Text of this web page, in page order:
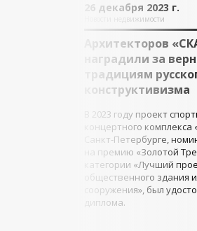
26 декабря 2023 г.
Новости недвижимости
Архитекторов
наградили за
традициям
конструктивизма
В 2023 году проект
концертного
Санкт-Петербурге,
на премию «Золотой
категории «Лучший
общественного здания
сооружения», был
диплома.